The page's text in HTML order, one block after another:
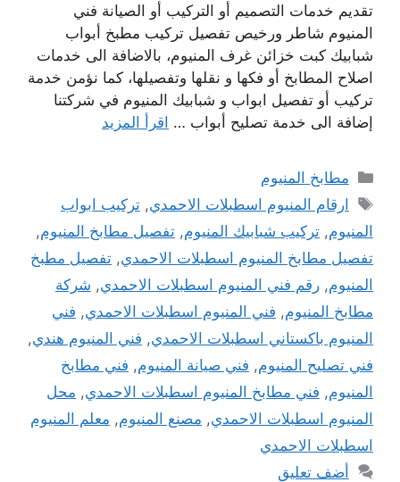
تقديم خدمات التصميم أو التركيب أو الصيانة فني
المنيوم شاطر ورخيص تفصيل تركيب مطبخ أبواب
شبابيك كبت خزائن غرف المنيوم، بالاضافة الى خدمات
اصلاح المطابخ أو فكها و نقلها وتفصيلها، كما نؤمن خدمة
تركيب أو تفصيل ابواب و شبابيك المنيوم في شركتنا
إضافة الى خدمة تصليح أبواب … اقرأ المزيد
التصنيفات
مطابخ المنيوم
الوسوم
ارقام المنيوم اسطبلات الاحمدي,تركيب ابواب
المنيوم, تركيب شبابيك المنيوم, تفصيل مطابخ المنيوم,
تفصيل مطابخ المنيوم اسطبلات الاحمدي, تفصيل مطبخ
المنيوم, رقم فني المنيوم اسطبلات الاحمدي, شركة
مطابخ المنيوم, فني المنيوم اسطبلات الاحمدي, فني
المنيوم باكستاني اسطبلات الاحمدي, فني المنيوم هندي,
فني تصليح المنيوم, فني صيانة المنيوم, فني مطابخ
المنيوم, فني مطابخ المنيوم اسطبلات الاحمدي, محل
المنيوم اسطبلات الاحمدي, مصنع المنيوم, معلم المنيوم
اسطبلات الاحمدي
أضف تعليق